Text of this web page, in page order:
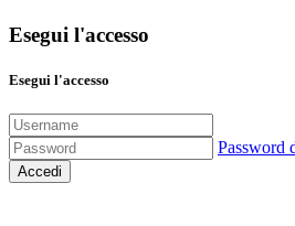
Esegui l'accesso
Esegui l'accesso
Password
Accedi